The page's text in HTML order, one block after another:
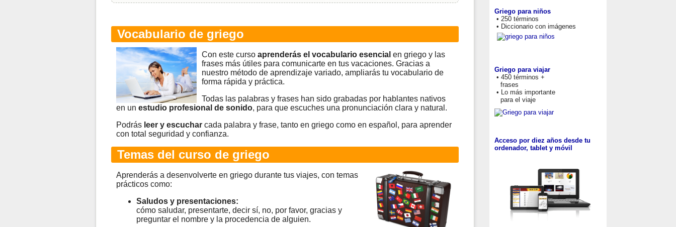
Vocabulario de griego
Con este curso aprenderás el vocabulario esencial en griego y las
frases más útiles para comunicarte en tus vacaciones. Gracias a
nuestro método de aprendizaje variado, ampliarás tu vocabulario de
forma rápida y práctica.
Todas las palabras y frases han sido grabadas por hablantes nativos
en un estudio profesional de sonido, para que escuches una pronunciación clara y natural.
Podrás leer y escucharcada palabra y frase, tanto en griego como en español, para aprender
con total seguridad y confianza.
Temas del curso de griego
Aprenderás a desenvolverte en griego durante tus viajes, con temas
prácticos como:
Saludos y presentaciones:
cómo saludar, presentarte, decir sí, no, por favor, gracias y
preguntar el nombre y la procedencia de alguien.
Griego para niños
• 250 términos
• Diccionario con imágenes
Griego para viajar
• 450 términos +
frases
• Lo más importante
para el viaje
Acceso por diez años desde tu
ordenador, tablet y móvil